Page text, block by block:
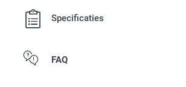
Specificaties
FAQ